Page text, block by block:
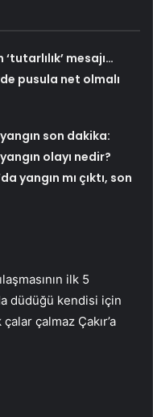
mesajı…
pusula net olmalı
son dakika:
olayı nedir?
yangın mı çıktı, son
ilk 5
düdüğü kendisi için
çalmaz Çakır’a